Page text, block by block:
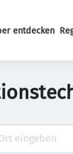
entdecken